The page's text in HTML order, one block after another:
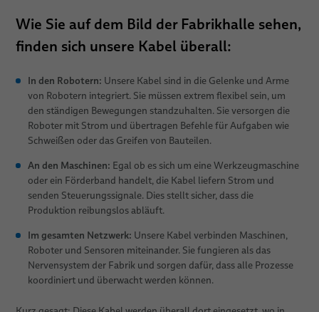
Wie Sie auf dem Bild der Fabrikhalle sehen,
finden sich unsere Kabel überall:
In den Robotern: Unsere Kabel sind in die Gelenke und Arme
von Robotern integriert. Sie müssen extrem flexibel sein, um
den ständigen Bewegungen standzuhalten. Sie versorgen die
Roboter mit Strom und übertragen Befehle für Aufgaben wie
Schweißen oder das Greifen von Bauteilen.
An den Maschinen: Egal ob es sich um eine Werkzeugmaschine
oder ein Förderband handelt, die Kabel liefern Strom und
senden Steuerungssignale. Dies stellt sicher, dass die
Produktion reibungslos abläuft.
Im gesamten Netzwerk: Unsere Kabel verbinden Maschinen,
Roboter und Sensoren miteinander. Sie fungieren als das
Nervensystem der Fabrik und sorgen dafür, dass alle Prozesse
koordiniert und überwacht werden können.